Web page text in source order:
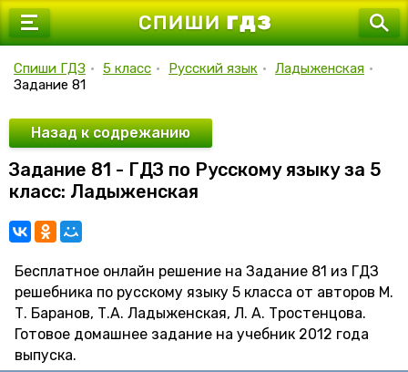
7 класс
9 класс
10 класс
11 класс
Спиши ГДЗ • 5 класс • Русский язык • Ладыженская •
Задание 81
Назад к содрежанию
Задание 81 - ГДЗ по Русскому языку за 5
класс: Ладыженская
Бесплатное онлайн решение на Задание 81 из ГДЗ
решебника по русскому языку 5 класса от авторов М.
Т. Баранов, Т.А. Ладыженская, Л. А. Тростенцова.
Готовое домашнее задание на учебник 2012 года
выпуска.